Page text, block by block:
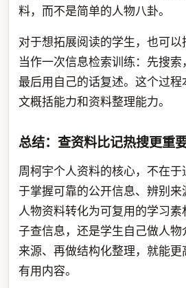
料，而不是简单的人物八卦。
对于想拓展阅读的学生，也可以
当作一次信息检索训练：先搜索
最后用自己的话复述。这个过
文概括能力和资料整理能力。
总结：查资料比记热搜更重
周柯宇个人资料的核心，不在
于掌握可靠的公开信息、辨别
人物资料转化为可复用的学习
子查信息，还是学生自己做人
来源、再做结构化整理，就能
有用内容。